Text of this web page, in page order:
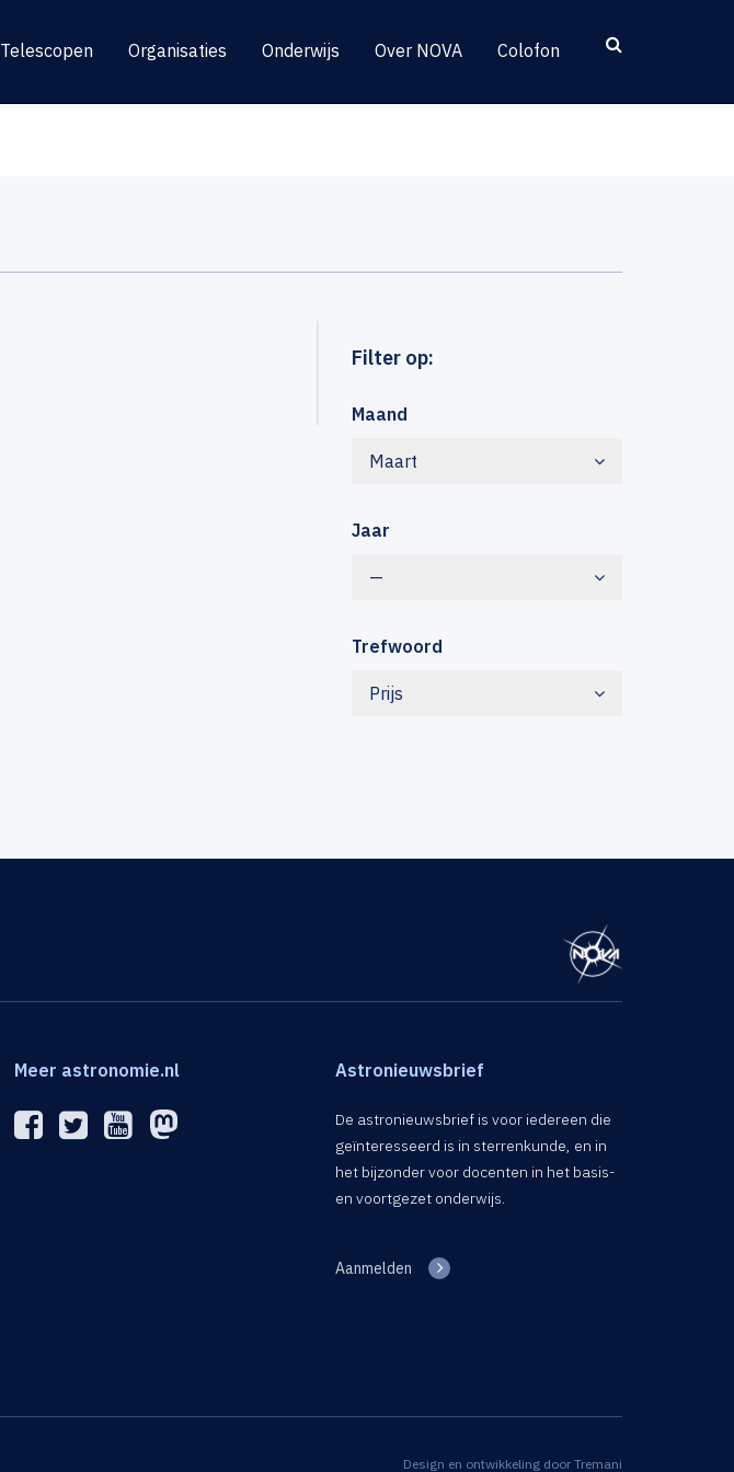
Telescopen Organisaties Onderwijs Over NOVA Colofon
Filter op:
Maand
Maart
Jaar
—
Trefwoord
Prijs
Meer astronomie.nl Astronieuwsbrief
De astronieuwsbrief is voor iedereen die
geïnteresseerd is in sterrenkunde, en in
het bijzonder voor docenten in het basis-
en voortgezet onderwijs.
Aanmelden
Design en ontwikkeling door Tremani